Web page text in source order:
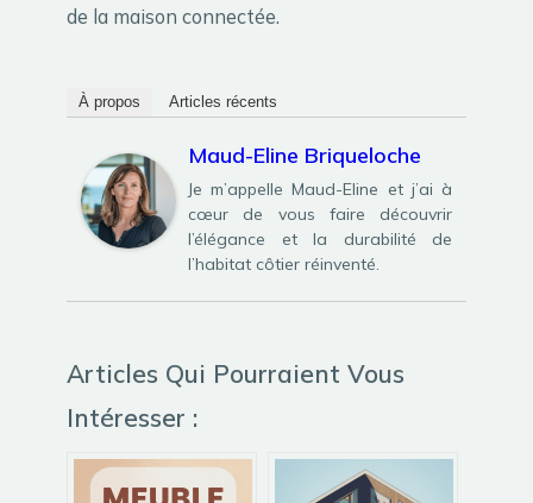
de la maison connectée.
À propos Articles récents
Maud-Eline Briqueloche
Je m’appelle Maud-Eline et j’ai à
cœur de vous faire découvrir
l’élégance et la durabilité de
l’habitat côtier réinventé.
Articles Qui Pourraient Vous
Intéresser :